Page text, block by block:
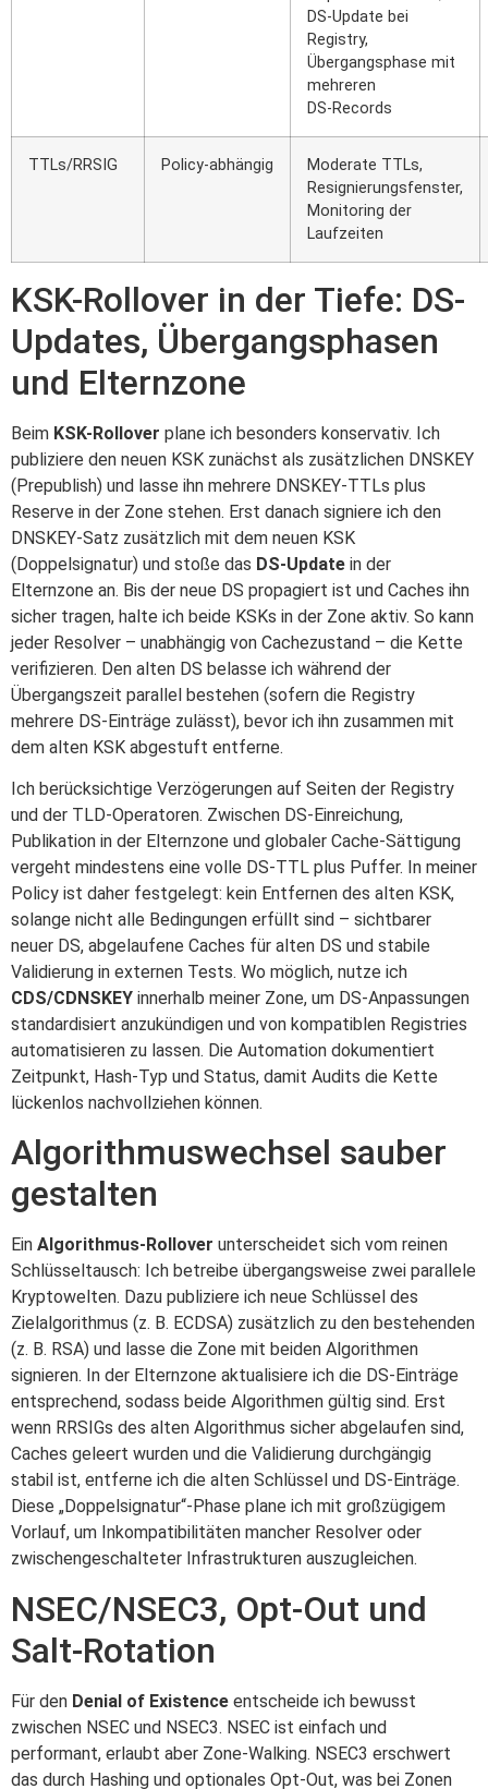
DS-Update bei
Registry,
Übergangsphase mit
mehreren
DS‑Records
TTLs/RRSIG Policy‑abhängig
Moderate TTLs,
Resignierungsfenster,
Monitoring der
Laufzeiten
KSK-Rollover in der Tiefe: DS-
Updates, Übergangsphasen
und Elternzone
Beim KSK-Rollover plane ich besonders konservativ. Ich
publiziere den neuen KSK zunächst als zusätzlichen DNSKEY
(Prepublish) und lasse ihn mehrere DNSKEY‑TTLs plus
Reserve in der Zone stehen. Erst danach signiere ich den
DNSKEY‑Satz zusätzlich mit dem neuen KSK
(Doppelsignatur) und stoße das DS‑Update in der
Elternzone an. Bis der neue DS propagiert ist und Caches ihn
sicher tragen, halte ich beide KSKs in der Zone aktiv. So kann
jeder Resolver – unabhängig von Cachezustand – die Kette
verifizieren. Den alten DS belasse ich während der
Übergangszeit parallel bestehen (sofern die Registry
mehrere DS‑Einträge zulässt), bevor ich ihn zusammen mit
dem alten KSK abgestuft entferne.
Ich berücksichtige Verzögerungen auf Seiten der Registry
und der TLD‑Operatoren. Zwischen DS‑Einreichung,
Publikation in der Elternzone und globaler Cache‑Sättigung
vergeht mindestens eine volle DS‑TTL plus Puffer. In meiner
Policy ist daher festgelegt: kein Entfernen des alten KSK,
solange nicht alle Bedingungen erfüllt sind – sichtbarer
neuer DS, abgelaufene Caches für alten DS und stabile
Validierung in externen Tests. Wo möglich, nutze ich
CDS/CDNSKEY innerhalb meiner Zone, um DS‑Anpassungen
standardisiert anzukündigen und von kompatiblen Registries
automatisieren zu lassen. Die Automation dokumentiert
Zeitpunkt, Hash‑Typ und Status, damit Audits die Kette
lückenlos nachvollziehen können.
Algorithmuswechsel sauber
gestalten
Ein Algorithmus-Rollover unterscheidet sich vom reinen
Schlüsseltausch: Ich betreibe übergangsweise zwei parallele
Kryptowelten. Dazu publiziere ich neue Schlüssel des
Zielalgorithmus (z. B. ECDSA) zusätzlich zu den bestehenden
(z. B. RSA) und lasse die Zone mit beiden Algorithmen
signieren. In der Elternzone aktualisiere ich die DS‑Einträge
entsprechend, sodass beide Algorithmen gültig sind. Erst
wenn RRSIGs des alten Algorithmus sicher abgelaufen sind,
Caches geleert wurden und die Validierung durchgängig
stabil ist, entferne ich die alten Schlüssel und DS‑Einträge.
Diese „Doppelsignatur“-Phase plane ich mit großzügigem
Vorlauf, um Inkompatibilitäten mancher Resolver oder
zwischengeschalteter Infrastrukturen auszugleichen.
NSEC/NSEC3, Opt‑Out und
Salt‑Rotation
Für den Denial of Existence entscheide ich bewusst
zwischen NSEC und NSEC3. NSEC ist einfach und
performant, erlaubt aber Zone‑Walking. NSEC3 erschwert
das durch Hashing und optionales Opt‑Out, was bei Zonen